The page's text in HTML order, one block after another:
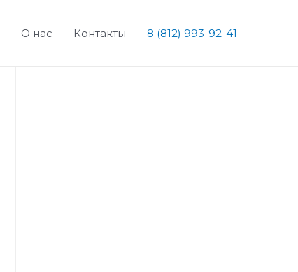
О нас Контакты 8 (812) 993-92-41